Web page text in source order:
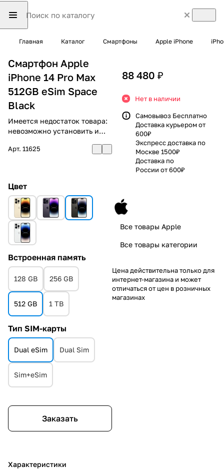
Главная Каталог Смартфоны Apple iPhone
Смартфон Apple
iPhone 14 Pro Max
512GB eSim Space
Black
Имеется недостаток товара:
невозможно установить и
Арт. 11625
Цвет
Встроенная память
128 GB 256 GB
512 GB 1 TB
Тип SIM-карты
Dual eSim Dual Sim
Sim+eSim
Заказать
Характеристики
88 480 ₽
Нет в наличии
Самовывоз Бесплатно
Доставка курьером от
600₽
Экспресс доставка по
Москве 1500₽
Доставка по
России от 600₽
Все товары Apple
Все товары категории
Цена действительна только для
интернет-магазина и может
отличаться от цен в розничных
магазинах